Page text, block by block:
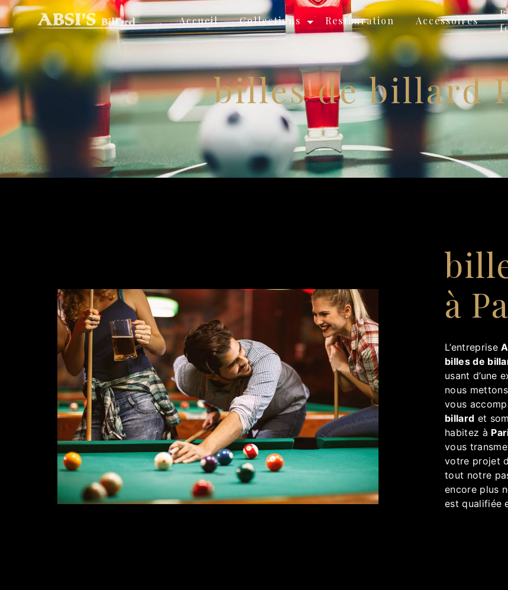
Panneau de gestion des cookies
Accueil Collections Restauration Accessoires
billes de billard
à
L’entreprise
billes de
usant d’une
nous
vous
billard et
habitez à
vous
votre projet
tout notre
encore plus
est qualifiée